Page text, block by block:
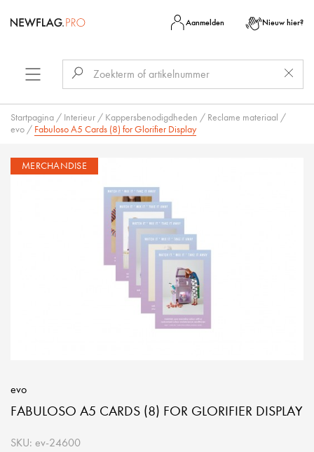
Aanmelden Nieuw hier?
Startpagina / Interieur / Kappersbenodigdheden / Reclame materiaal /
evo / Fabuloso A5 Cards (8) for Glorifier Display
MERCHANDISE
evo
FABULOSO A5 CARDS (8) FOR GLORIFIER DISPLAY
SKU: ev-24600